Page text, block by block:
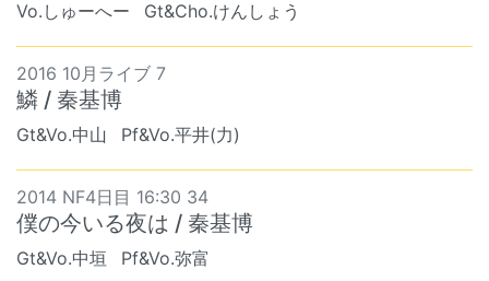
Vo.しゅーへー Gt&Cho.けんしょう
2016 10月ライブ 7
鱗 / 秦基博
Gt&Vo.中山 Pf&Vo.平井(力)
2014 NF4日目 16:30 34
僕の今いる夜は / 秦基博
Gt&Vo.中垣 Pf&Vo.弥富